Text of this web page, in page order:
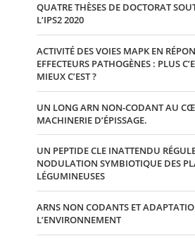
QUATRE THÈSES DE DOCTORAT
L’IPS2 2020
ACTIVITÉ DES VOIES MAPK EN
EFFECTEURS PATHOGÈNES : PLUS
MIEUX C’EST ?
UN LONG ARN NON-CODANT AU
MACHINERIE D’ÉPISSAGE.
UN PEPTIDE CLE INATTENDU
NODULATION SYMBIOTIQUE DES
LÉGUMINEUSES
ARNS NON CODANTS ET
L’ENVIRONNEMENT